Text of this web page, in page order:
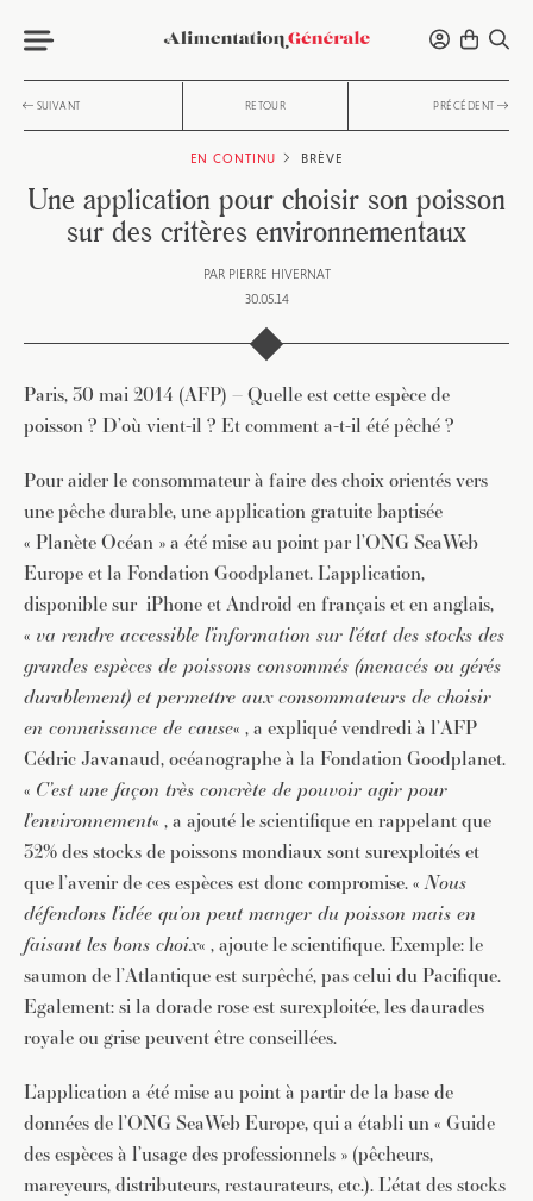
SUIVANT RETOUR PRÉCÉDENT
EN CONTINU BRÈVE
Une application pour choisir son poisson
sur des critères environnementaux
PAR PIERRE HIVERNAT
30.05.14
Paris, 30 mai 2014 (AFP) – Quelle est cette espèce de
poisson ? D’où vient-il ? Et comment a-t-il été pêché ?
Pour aider le consommateur à faire des choix orientés vers
une pêche durable, une application gratuite baptisée
« Planète Océan » a été mise au point par l’ONG SeaWeb
Europe et la Fondation Goodplanet. L’application,
disponible sur iPhone et Android en français et en anglais,
« va rendre accessible l’information sur l’état des stocks des
grandes espèces de poissons consommés (menacés ou gérés
durablement) et permettre aux consommateurs de choisir
en connaissance de cause« , a expliqué vendredi à l’AFP
Cédric Javanaud, océanographe à la Fondation Goodplanet.
« C’est une façon très concrète de pouvoir agir pour
l’environnement« , a ajouté le scientifique en rappelant que
32% des stocks de poissons mondiaux sont surexploités et
que l’avenir de ces espèces est donc compromise. «Nous
défendons l’idée qu’on peut manger du poisson mais en
faisant les bons choix« , ajoute le scientifique. Exemple: le
saumon de l’Atlantique est surpêché, pas celui du Pacifique.
Egalement: si la dorade rose est surexploitée, les daurades
royale ou grise peuvent être conseillées.
L’application a été mise au point à partir de la base de
données de l’ONG SeaWeb Europe, qui a établi un « Guide
des espèces à l’usage des professionnels » (pêcheurs,
mareyeurs, distributeurs, restaurateurs, etc.). L’état des stocks